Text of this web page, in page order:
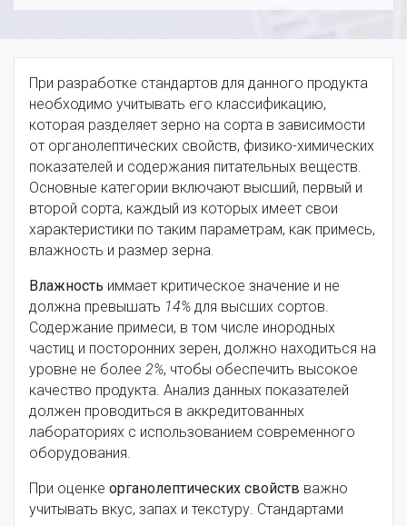
При разработке стандартов для данного продукта
необходимо учитывать его классификацию,
которая разделяет зерно на сорта в зависимости
от органолептических свойств, физико-химических
показателей и содержания питательных веществ.
Основные категории включают высший, первый и
второй сорта, каждый из которых имеет свои
характеристики по таким параметрам, как примесь,
влажность и размер зерна.
Влажность иммает критическое значение и не
должна превышать 14% для высших сортов.
Содержание примеси, в том числе инородных
частиц и посторонних зерен, должно находиться на
уровне не более 2%, чтобы обеспечить высокое
качество продукта. Анализ данных показателей
должен проводиться в аккредитованных
лабораториях с использованием современного
оборудования.
При оценке органолептических свойств важно
учитывать вкус, запах и текстуру. Стандартами